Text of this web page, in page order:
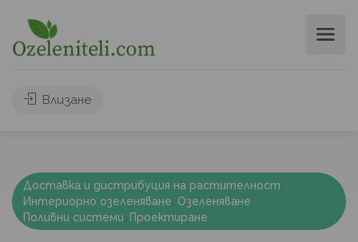
Влизане
Доставка и дистрибуция на растителност
Интериорно озеленяване Озеленяване
Поливни системи
Проектиране